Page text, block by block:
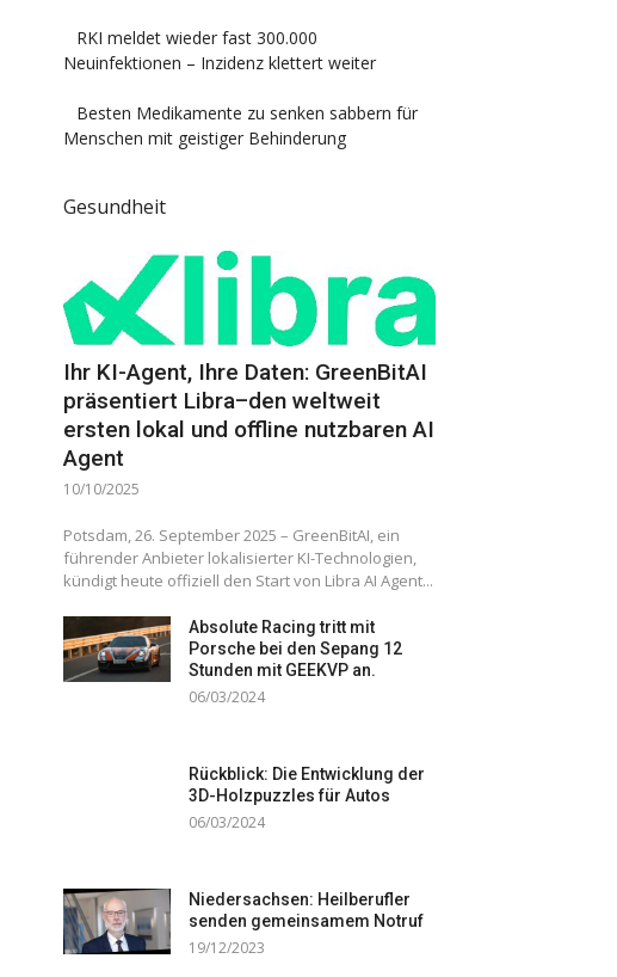
RKI meldet wieder fast 300.000
Neuinfektionen – Inzidenz klettert weiter
Besten Medikamente zu senken sabbern für
Menschen mit geistiger Behinderung
Gesundheit
Ihr KI-Agent, Ihre Daten: GreenBitAI
präsentiert Libra–den weltweit
ersten lokal und offline nutzbaren AI
Agent
10/10/2025
Potsdam, 26. September 2025 – GreenBitAI, ein
führender Anbieter lokalisierter KI-Technologien,
kündigt heute offiziell den Start von Libra AI Agent...
Absolute Racing tritt mit
Porsche bei den Sepang 12
Stunden mit GEEKVP an.
06/03/2024
Rückblick: Die Entwicklung der
3D-Holzpuzzles für Autos
06/03/2024
Niedersachsen: Heilberufler
senden gemeinsamem Notruf
19/12/2023